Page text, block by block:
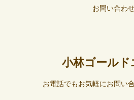
お問い合わ
小林ゴールド
お電話でもお気軽にお問い